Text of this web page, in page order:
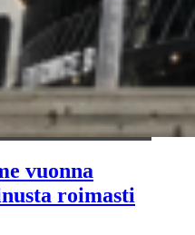
vuonna
roimasti